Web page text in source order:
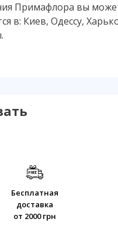
Примафлора вы
в: Киев, Одессу,
Бесплатная
доставка
от 2000 грн